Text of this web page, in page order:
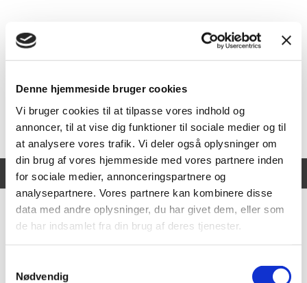
Denne hjemmeside bruger cookies
Vi bruger cookies til at tilpasse vores indhold og
annoncer, til at vise dig funktioner til sociale medier og til
at analysere vores trafik. Vi deler også oplysninger om
din brug af vores hjemmeside med vores partnere inden
for sociale medier, annonceringspartnere og
analysepartnere. Vores partnere kan kombinere disse
data med andre oplysninger, du har givet dem, eller som
de har indsamlet fra din brug af deres tjenester.
Nødvendig
Vi er en del af følgende samarbejde: